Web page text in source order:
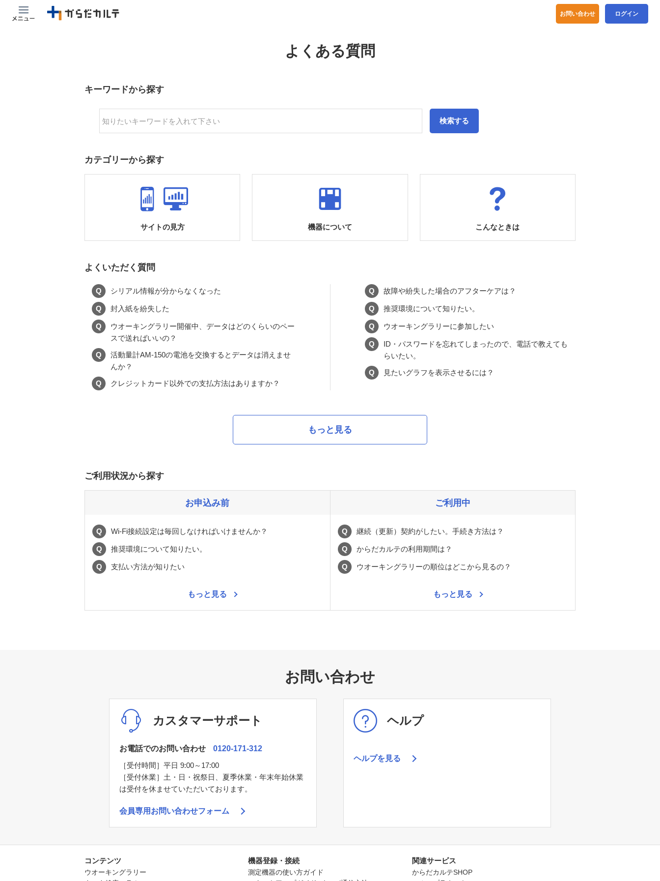
お問い合わせ ログイン
よくある質問
キーワードから探す
検索する
カテゴリーから探す
サイトの見方 機器について こんなときは
よくいただく質問
Q シリアル情報が分からなくなった
Q 封入紙を紛失した
Q
ウオーキングラリー開催中、データはどのくらいのペー
スで送ればいいの？
Q
活動量計AM-150の電池を交換するとデータは消えませ
んか？
Q
クレジットカード以外での支払方法はありますか？
Q 故障や紛失した場合のアフターケアは？
Q 推奨環境について知りたい。
Q ウオーキングラリーに参加したい
Q
ID・パスワードを忘れてしまったので、電話で教えても
らいたい。
Q
見たいグラフを表示させるには？
もっと見る
ご利用状況から探す
お申込み前
Q Wi-Fi接続設定は毎回しなければいけませんか？
Q 推奨環境について知りたい。
Q 支払い方法が知りたい
もっと見る
ご利用中
Q 継続（更新）契約がしたい。手続き方法は？
Q からだカルテの利用期間は？
Q ウオーキングラリーの順位はどこから見るの？
もっと見る
お問い合わせ
カスタマーサポート
お電話でのお問い合わせ
0120-171-312
［受付時間］平日 9:00～17:00
［受付休業］土・日・祝祭日、夏季休業・年末年始休業
は受付を休ませていただいております。
会員専用お問い合わせフォーム
ヘルプ
ヘルプを見る
コンテンツ
ウオーキングラリー
機器登録・接続
測定機器の使い方ガイド
関連サービス
からだカルテSHOP